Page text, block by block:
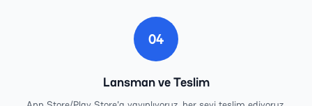
04
Lansman ve Teslim